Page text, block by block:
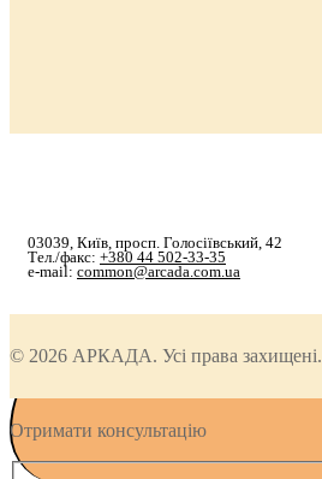
03039, Київ, просп. Голосіївський, 42
Тел./факс: +380 44 502-33-35
e-mail: common@arcada.com.ua
© 2026 АРКАДА. Усі права захищені.
Отримати консультацію